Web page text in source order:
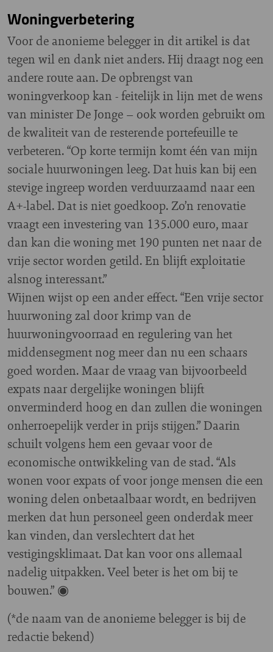
Woningverbetering
Voor de anonieme belegger in dit artikel is dat
tegen wil en dank niet anders. Hij draagt nog een
andere route aan. De opbrengst van
woningverkoop kan - feitelijk in lijn met de wens
van minister De Jonge – ook worden gebruikt om
de kwaliteit van de resterende portefeuille te
verbeteren. “Op korte termijn komt één van mijn
sociale huurwoningen leeg. Dat huis kan bij een
stevige ingreep worden verduurzaamd naar een
A+-label. Dat is niet goedkoop. Zo’n renovatie
vraagt een investering van 135.000 euro, maar
dan kan die woning met 190 punten net naar de
vrije sector worden getild. En blijft exploitatie
alsnog interessant.”
Wijnen wijst op een ander effect. “Een vrije sector
huurwoning zal door krimp van de
huurwoningvoorraad en regulering van het
middensegment nog meer dan nu een schaars
goed worden. Maar de vraag van bijvoorbeeld
expats naar dergelijke woningen blijft
onverminderd hoog en dan zullen die woningen
onherroepelijk verder in prijs stijgen.” Daarin
schuilt volgens hem een gevaar voor de
economische ontwikkeling van de stad. “Als
wonen voor expats of voor jonge mensen die een
woning delen onbetaalbaar wordt, en bedrijven
merken dat hun personeel geen onderdak meer
kan vinden, dan verslechtert dat het
vestigingsklimaat. Dat kan voor ons allemaal
nadelig uitpakken. Veel beter is het om bij te
bouwen.” ◉
(*de naam van de anonieme belegger is bij de
redactie bekend)